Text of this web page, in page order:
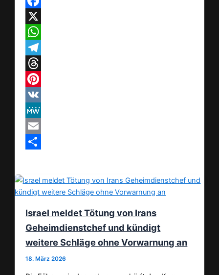
Facebook
X
WhatsApp
Telegram
Threads
Pinterest
VK
MeWe
Email
Israel meldet Tötung von Irans
Geheimdienstchef und kündigt
weitere Schläge ohne Vorwarnung an
18. März 2026